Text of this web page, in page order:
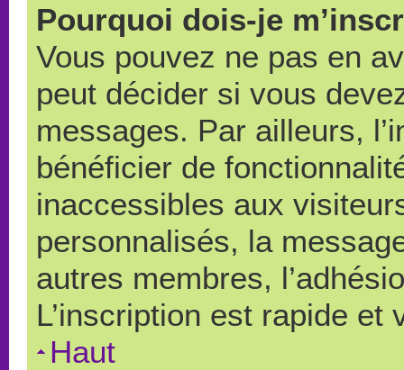
Pourquoi dois-je
Vous pouvez ne pas en
peut décider si vous
messages. Par ailleurs,
bénéficier de
inaccessibles aux
personnalisés, la
autres membres,
L’inscription est rapide et
Haut